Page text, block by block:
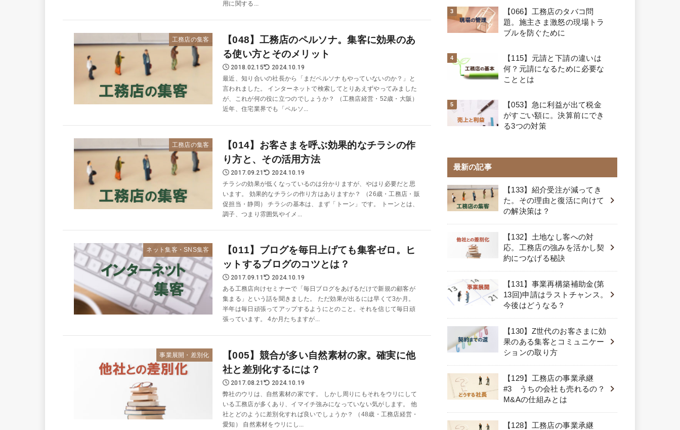
用に関する...
工務店の集客
【048】工務店のペルソナ。集客に効果のあ
る使い方とそのメリット
2018.02.15 2024.10.19
最近、知り合いの社長から「まだペルソナもやっていないのか？」と
言われました。 インターネットで検索してとりあえずやってみました
が、これが何の役に立つのでしょうか？ （工務店経営・52歳・大阪）
近年、住宅業界でも「ペルソ...
工務店の集客
【014】お客さまを呼ぶ効果的なチラシの作
り方と、その活用方法
2017.09.21 2024.10.19
チラシの効果が低くなっているのは分かりますが、やはり必要だと思
います。 効果的なチラシの作り方はありますか？ （26歳・工務店・販
促担当・静岡） チラシの基本は、まず「トーン」です。 トーンとは、
調子、つまり雰囲気やイメ...
ネット集客・SNS集客
【011】ブログを毎日上げても集客ゼロ。ヒ
ットするブログのコツとは？
2017.09.11 2024.10.19
ある工務店向けセミナーで「毎日ブログをあげるだけで新規の顧客が
集まる」という話を聞きました。 ただ効果が出るには早くて3か月。
半年は毎日頑張ってアップするようにとのこと。それを信じて毎日頑
張っています。 4か月たちますが...
事業展開・差別化
【005】競合が多い自然素材の家。確実に他
社と差別化するには？
2017.08.21 2024.10.19
弊社のウリは、自然素材の家です。 しかし周りにもそれをウリにして
いる工務店が多くあり、イマイチ強みになっていない気がします。 他
社とどのように差別化すれば良いでしょうか？ （48歳・工務店経営・
愛知） 自然素材をウリにし...
【066】工務店のタバコ問
題。施主さま激怒の現場トラ
ブルを防ぐために
【115】元請と下請の違いは
何？元請になるために必要な
こととは
【053】急に利益が出て税金
がすごい額に。決算前にでき
る3つの対策
最新の記事
【133】紹介受注が減ってき
た。その理由と復活に向けて
の解決策は？
【132】土地なし客への対
応。工務店の強みを活かし契
約につなげる秘訣
【131】事業再構築補助金(第
13回)申請はラストチャンス。
今後はどうなる？
【130】Z世代のお客さまに効
果のある集客とコミュニケー
ションの取り方
【129】工務店の事業承継
#3 うちの会社も売れるの？
M&Aの仕組みとは
【128】工務店の事業承継